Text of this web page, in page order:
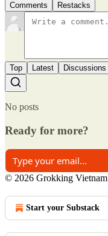
Comments Restacks
Top Latest Discussions
No posts
Ready for more?
© 2026 Grokking Vietnam
Start your Substack